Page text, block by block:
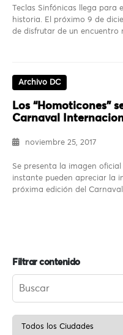
Teclas Sinfónicas llega
historia. El próximo 9 de
de disfrutar de un encuentro
Archivo DC
Los “Homoticones”
Carnaval
noviembre 25, 2017
Se presenta la imagen
instante pueden apreciar la
próxima edición del
Filtrar contenido